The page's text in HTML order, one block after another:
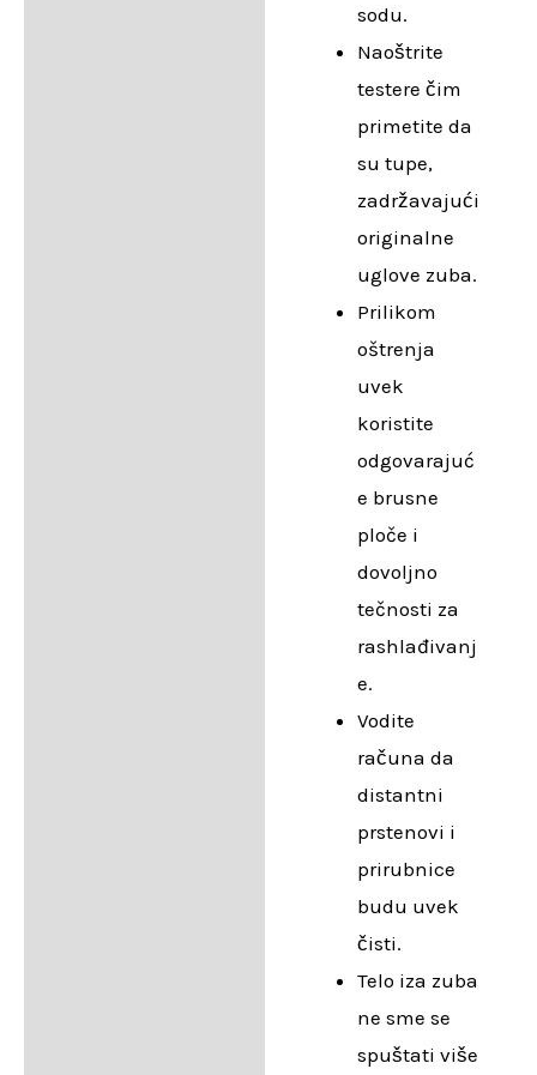
sodu.
Naoštrite
testere čim
primetite da
su tupe,
zadržavajući
originalne
uglove zuba.
Prilikom
oštrenja
uvek
koristite
odgovarajuć
e brusne
ploče i
dovoljno
tečnosti za
rashlađivanj
e.
Vodite
računa da
distantni
prstenovi i
prirubnice
budu uvek
čisti.
Telo iza zuba
ne sme se
spuštati više